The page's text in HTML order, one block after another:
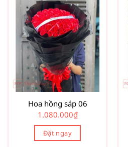
Hoa hồng sáp 06
1.080.000₫
Đặt ngay